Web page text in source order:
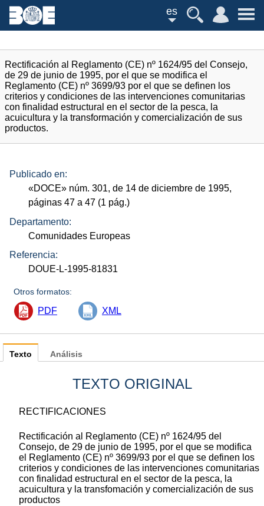
es
Rectificación al Reglamento (CE) nº 1624/95 del Consejo,
de 29 de junio de 1995, por el que se modifica el
Reglamento (CE) nº 3699/93 por el que se definen los
criterios y condiciones de las intervenciones comunitarias
con finalidad estructural en el sector de la pesca, la
acuicultura y la transformación y comercialización de sus
productos.
Publicado en:
«DOCE» núm. 301, de 14 de diciembre de 1995,
páginas 47 a 47 (1 pág.)
Departamento:
Comunidades Europeas
Referencia:
DOUE-L-1995-81831
Otros formatos:
PDF XML
Texto
TEXTO ORIGINAL
RECTIFICACIONES
Rectificación al Reglamento (CE) nº 1624/95 del
Consejo, de 29 de junio de 1995, por el que se modifica
el Reglamento (CE) nº 3699/93 por el que se definen los
criterios y condiciones de las intervenciones comunitarias
con finalidad estructural en el sector de la pesca, la
acuicultura y la transfomación y comercialización de sus
productos
Análisis